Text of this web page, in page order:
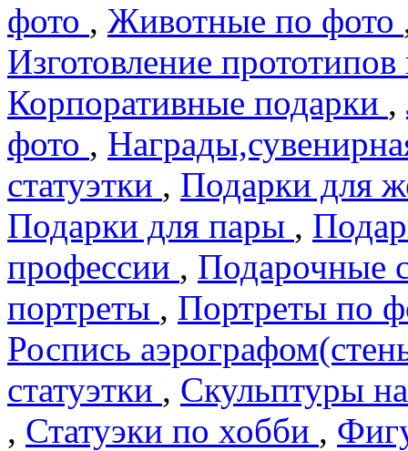
фото , Животные по фото
Изготовление
Корпоративные подарки ,
фото ,
статуэтки , Подарки для
Подарки для пары ,
профеcсии , Подарочные
портреты , Портреты по
Роспись
статуэтки , Скульптуры
, Статуэки по хобби ,